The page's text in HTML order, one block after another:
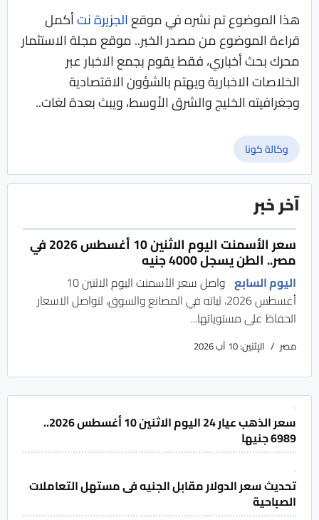
هذا الموضوع تم نشره في موقعالجزيرة نتأكمل
قراءة الموضوع من مصدر الخبر.. موقع مجلة الاستثمار
محرك بحث أخباري، فقط يقوم بجمع الاخبار عبر
الخلاصات الاخبارية ويهتم بالشؤون الاقتصادية
وجغرافيته الخليج والشرق الأوسط، ويبث بعدة لغات..
وكالة كونا
آخر خبر
سعر الأسمنت اليوم الاثنين 10 أغسطس 2026 في
مصر.. الطن يسجل 4000 جنيه
اليوم السابع
واصل سعر الأسمنت اليوم الاثنين 10
أغسطس 2026، ثباته في المصانع والسوق، لتواصل الاسعار
الحفاظ على مستوياتها...
مصر الإثنين: 10 آب 2026
سعر الذهب عيار 24 اليوم الاثنين 10 أغسطس 2026..
6989 جنيها
تحديث سعر الدولار مقابل الجنيه فى مستهل التعاملات
الصباحية